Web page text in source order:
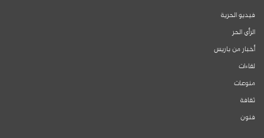
فيديو الحرية
الرأي الحر
أخبار من باريس
لقاءات
منوعات
ثقافة
فنون